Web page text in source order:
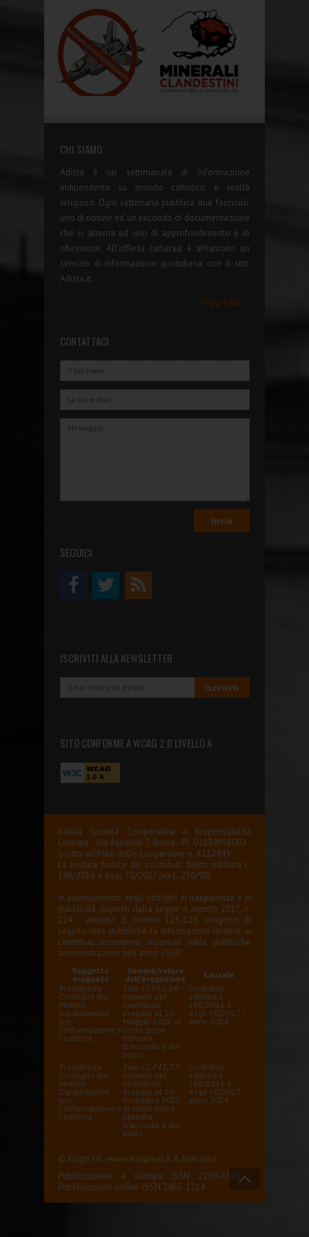
CHI SIAMO
Adista è un settimanale di informazione
indipendente su mondo cattolico e realtà
religioso. Ogni settimana pubblica due fascicoli:
uno di notizie ed un secondo di documentazione
che si alterna ad uno di approfondimento e di
riflessione. All'offerta cartacea è affiancato un
servizio di informazione quotidiana con il sito
Adista.it.
leggi tutto...
CONTATTACI
SEGUICI
ISCRIVITI ALLA NEWSLETTER
SITO CONFORME A WCAG 2.0 LIVELLO A
Adista Società Cooperativa a Responsabilità
Limitata - Via Acciaioli 7, Roma - P.I. 02139891002 -
Iscritta all'Albo delle cooperative n. A112445
La testata fruisce dei contributi diretti editoria L.
198/2016 e d.lgs 70/2017 (ex L. 250/90)
In adempimento degli obblighi di trasparenza e di
pubblicità disposti dalla Legge 4 agosto 2017, n.
124 - articolo 1, commi 125-129, vengono di
seguito rese pubbliche le informazioni relative ai
contributi economici incassati dalle pubbliche
amministrazioni nell'anno 2020:
Soggetto
erogante
Somma/valore
dell'erogazione
Causale
Presidenza
Consiglio dei
Ministri
Dipartimento
per
l'informazione e
l'editoria
Euro 47.051,34 -
importo del
contributo
erogato al 20
Maggio 2025 al
lordo della
ritenuta
d'acconto e del
bollo
Contributi
editoria L.
198/2016 e
d.lgs 70/2017 –
anno 2024
Presidenza
Consiglio dei
Ministri
Dipartimento
per
l'informazione e
l'editoria
Euro 51.741,77 -
importo del
contributo
erogato al 10
Dicembre 2025
al lordo della
ritenuta
d'acconto e del
bollo
Contributi
editoria L.
198/2016 e
d.lgs 70/2017 –
anno 2024
© Exigo srl -www.exigonet.it & Ivan Iraci
Pubblicazione a stampa: ISSN 2239-8643 -
Pubblicazione online: ISSN 2465-1214